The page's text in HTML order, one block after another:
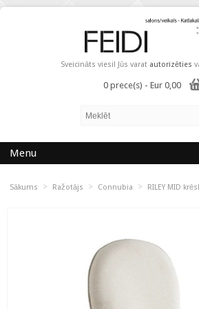
Sveicināts viesi! Jūs varat autorizēties
0 prece(s) - Eur 0,00
Menu
Sākums > Ražotājs > Connubia > RILEY MID